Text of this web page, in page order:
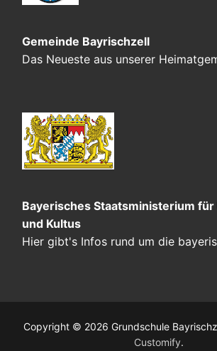
Gemeinde Bayrischzell
Das Neueste aus unserer
Bayerisches Staatsministerium
und Kultus
Hier gibt's Infos rund um die
Copyright © 2026 Grundschule
Customify.